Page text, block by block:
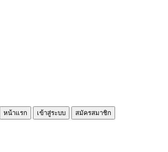
หน้าแรก เข้าสู่ระบบ
สมัครสมาชิก